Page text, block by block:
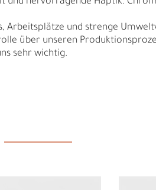
Arbeitsplätze und strenge
über unseren
sehr wichtig.